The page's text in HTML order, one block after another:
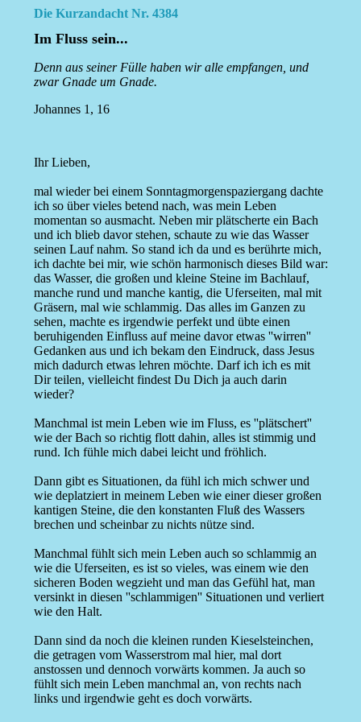
Die Kurzandacht Nr. 4384
Im Fluss sein...
Denn aus seiner Fülle haben wir alle empfangen, und
zwar Gnade um Gnade.
Johannes 1, 16
Ihr Lieben,
mal wieder bei einem Sonntagmorgenspaziergang dachte
ich so über vieles betend nach, was mein Leben
momentan so ausmacht. Neben mir plätscherte ein Bach
und ich blieb davor stehen, schaute zu wie das Wasser
seinen Lauf nahm. So stand ich da und es berührte mich,
ich dachte bei mir, wie schön harmonisch dieses Bild war:
das Wasser, die großen und kleine Steine im Bachlauf,
manche rund und manche kantig, die Uferseiten, mal mit
Gräsern, mal wie schlammig. Das alles im Ganzen zu
sehen, machte es irgendwie perfekt und übte einen
beruhigenden Einfluss auf meine davor etwas ''wirren''
Gedanken aus und ich bekam den Eindruck, dass Jesus
mich dadurch etwas lehren möchte. Darf ich ich es mit
Dir teilen, vielleicht findest Du Dich ja auch darin
wieder?
Manchmal ist mein Leben wie im Fluss, es ''plätschert''
wie der Bach so richtig flott dahin, alles ist stimmig und
rund. Ich fühle mich dabei leicht und fröhlich.
Dann gibt es Situationen, da fühl ich mich schwer und
wie deplatziert in meinem Leben wie einer dieser großen
kantigen Steine, die den konstanten Fluß des Wassers
brechen und scheinbar zu nichts nütze sind.
Manchmal fühlt sich mein Leben auch so schlammig an
wie die Uferseiten, es ist so vieles, was einem wie den
sicheren Boden wegzieht und man das Gefühl hat, man
versinkt in diesen ''schlammigen'' Situationen und verliert
wie den Halt.
Dann sind da noch die kleinen runden Kieselsteinchen,
die getragen vom Wasserstrom mal hier, mal dort
anstossen und dennoch vorwärts kommen. Ja auch so
fühlt sich mein Leben manchmal an, von rechts nach
links und irgendwie geht es doch vorwärts.